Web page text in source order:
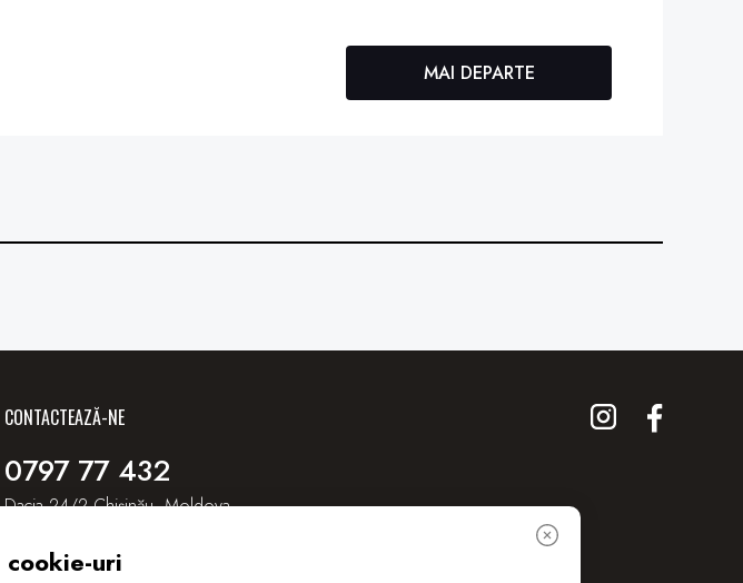
MAI DEPARTE
uri
CONTACTEAZĂ-NE
0797 77 432
Dacia 24/2 Chișinău, Moldova